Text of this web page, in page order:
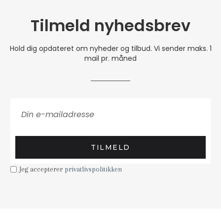
Tilmeld nyhedsbrev
Hold dig opdateret om nyheder og tilbud. Vi sender maks. 1
mail pr. måned
TILMELD
Jeg accepterer privatlivspolitikken